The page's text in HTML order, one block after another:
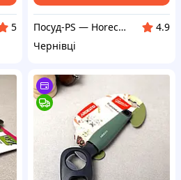
5
Посуд-PS — Horeca Посуд Подарунки
4.9
Чернівці